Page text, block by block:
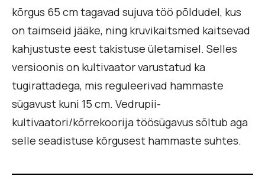
kõrgus 65 cm tagavad sujuva töö põldudel, kus
on taimseid jääke, ning kruvikaitsmed kaitsevad
kahjustuste eest takistuse ületamisel. Selles
versioonis on kultivaator varustatud ka
tugirattadega, mis reguleerivad hammaste
sügavust kuni 15 cm. Vedrupii-
kultivaatori/kõrrekoorija töösügavus sõltub aga
selle seadistuse kõrgusest hammaste suhtes.